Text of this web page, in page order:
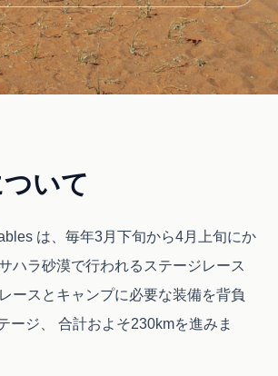
いて
は、毎年3月下旬から4月上旬にか
ハラ砂漠で行われるステージレース
ースとキャンプに必要な装備を背負
ージ、 合計およそ230kmを進みま